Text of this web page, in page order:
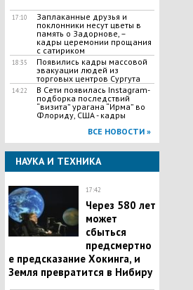
17:10
Заплаканные друзья и
поклонники несут цветы в
память о Задорнове, –
кадры церемонии прощания
с сатириком
18:35
Появились кадры массовой
эвакуации людей из
торговых центров Сургута
14:22
В Сети появилась Іnstagram-
подборка последствий
“визита” урагана “Ирма” во
Флориду, США - кадры
ВСЕ НОВОСТИ »
НАУКА И ТЕХНИКА
17:42
Через 580 лет
может
сбыться
предсмертно
е предсказание Хокинга, и
Земля превратится в Нибиру